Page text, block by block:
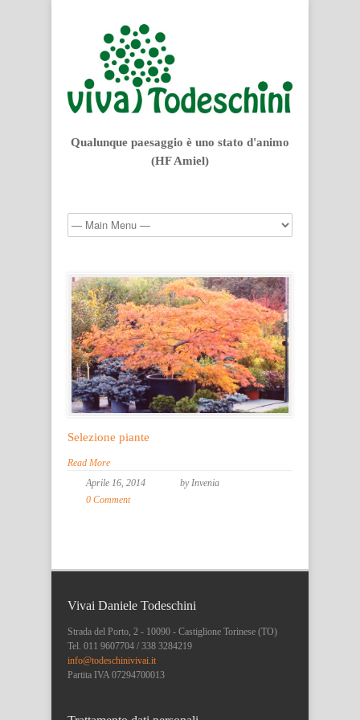
Qualunque paesaggio è uno stato d'animo
(HF Amiel)
Selezione piante
Read More
Aprile 16, 2014
by Invenia
0 Comment
Vivai Daniele Todeschini
Strada del Porto, 2 - 10090 - Castiglione Torinese (TO)
Tel. 011 9607704 / 338 3284219
info@todeschinivivai.it
Partita IVA 07294700013